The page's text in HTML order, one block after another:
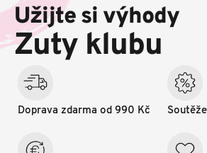
a
í
Užijte si výhody
Zuty klubu
Doprava zdarma od 990 Kč